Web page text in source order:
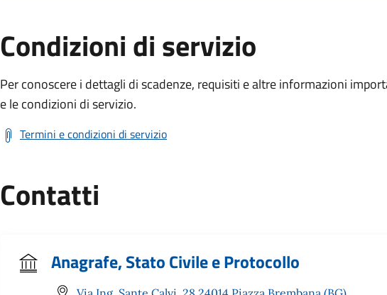
Condizioni di servizio
Per conoscere i dettagli di scadenze, requisiti e altre informazioni
e le condizioni di servizio.
Termini e condizioni di servizio
Contatti
Anagrafe, Stato Civile e Protocollo